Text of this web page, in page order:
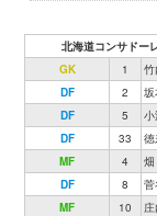
北海道コンサドー
GK
1
DF
2
DF
5
DF
33
MF
4
DF
8
MF
10